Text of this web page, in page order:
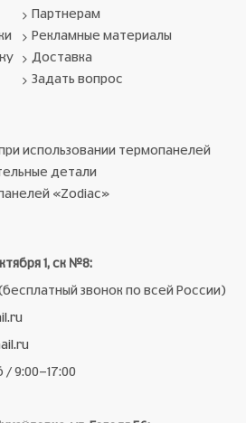
Партнерам
Рекламные материалы
Доставка
Задать вопрос
использовании термопанелей
детали
«Zodiac»
1, ск №8:
звонок по всей России)
/ 9:00-17:00